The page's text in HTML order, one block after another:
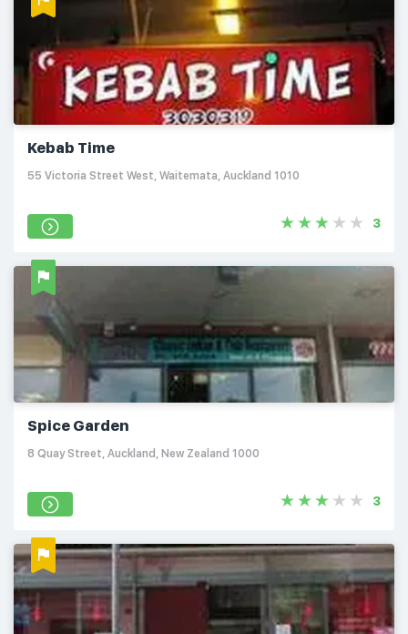
Kebab Time
55 Victoria Street West, Waitemata, Auckland 1010
3
Spice Garden
8 Quay Street, Auckland, New Zealand 1000
3